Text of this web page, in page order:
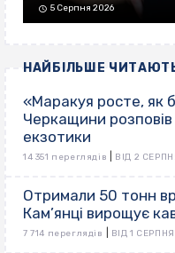
5 Серпня 2026
НАЙБІЛЬШЕ
«Маракуя росте, як
Черкащини
екзотики
14 351 переглядів ВІД 2
Отримали 50 тонн
Кам’янці вирощує
7 714 переглядів ВІД 1